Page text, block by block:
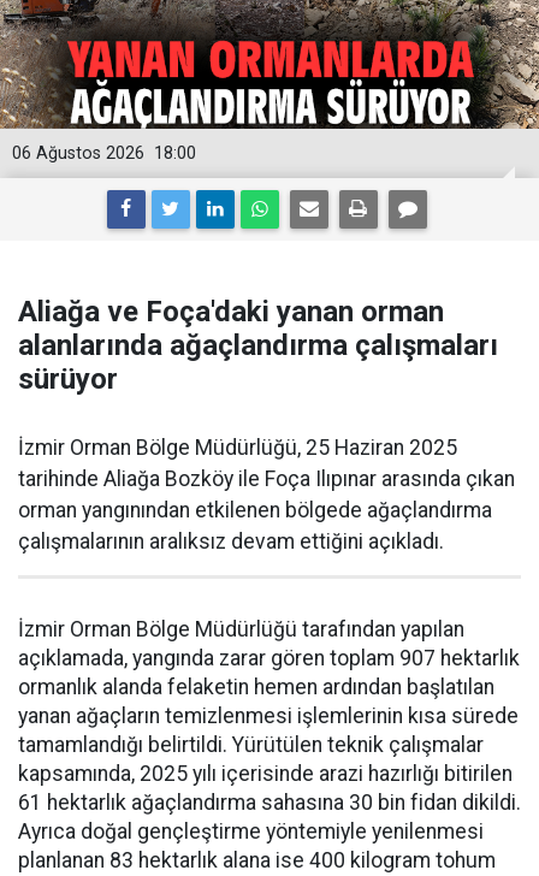
18:00
06 Ağustos 2026
Aliağa ve Foça'daki yanan orman
alanlarında ağaçlandırma çalışmaları
sürüyor
İzmir Orman Bölge Müdürlüğü, 25 Haziran 2025
tarihinde Aliağa Bozköy ile Foça Ilıpınar arasında çıkan
orman yangınından etkilenen bölgede ağaçlandırma
çalışmalarının aralıksız devam ettiğini açıkladı.
İzmir Orman Bölge Müdürlüğü tarafından yapılan
açıklamada, yangında zarar gören toplam 907 hektarlık
ormanlık alanda felaketin hemen ardından başlatılan
yanan ağaçların temizlenmesi işlemlerinin kısa sürede
tamamlandığı belirtildi. Yürütülen teknik çalışmalar
kapsamında, 2025 yılı içerisinde arazi hazırlığı bitirilen
61 hektarlık ağaçlandırma sahasına 30 bin fidan dikildi.
Ayrıca doğal gençleştirme yöntemiyle yenilenmesi
planlanan 83 hektarlık alana ise 400 kilogram tohum